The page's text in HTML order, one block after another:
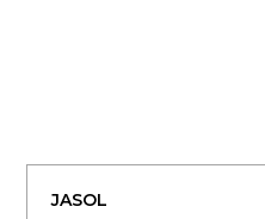
JASOL